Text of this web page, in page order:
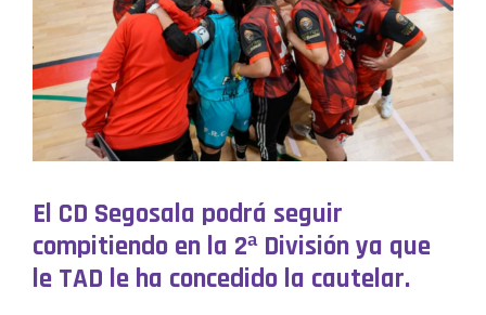
El CD Segosala podrá seguir
compitiendo en la 2ª División ya que
le TAD le ha concedido la cautelar.